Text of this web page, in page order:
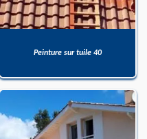
Peinture sur tuile 40